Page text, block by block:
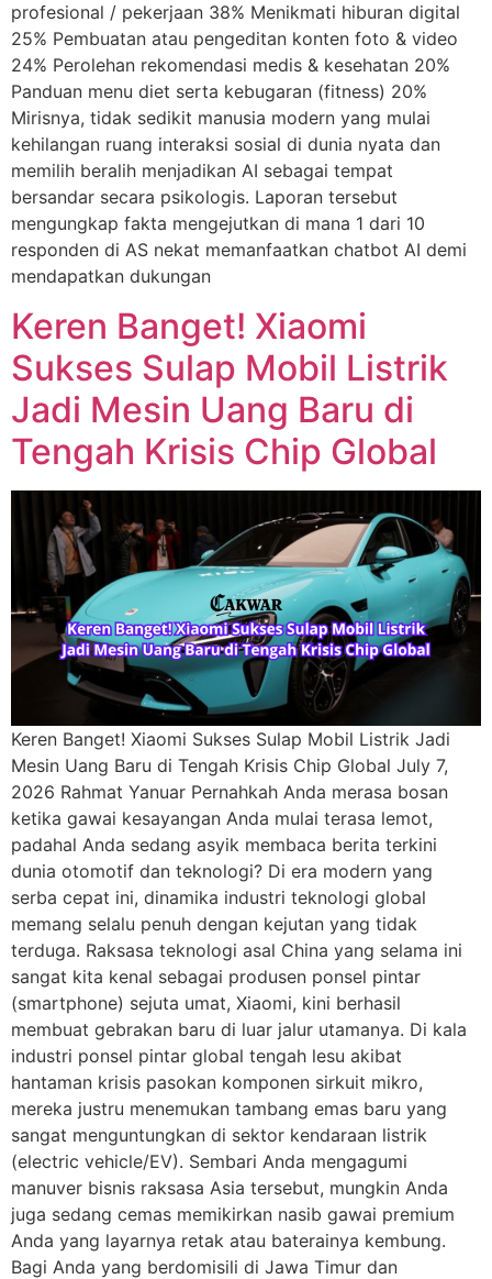
profesional / pekerjaan 38% Menikmati hiburan digital
25% Pembuatan atau pengeditan konten foto & video
24% Perolehan rekomendasi medis & kesehatan 20%
Panduan menu diet serta kebugaran (fitness) 20%
Mirisnya, tidak sedikit manusia modern yang mulai
kehilangan ruang interaksi sosial di dunia nyata dan
memilih beralih menjadikan AI sebagai tempat
bersandar secara psikologis. Laporan tersebut
mengungkap fakta mengejutkan di mana 1 dari 10
responden di AS nekat memanfaatkan chatbot AI demi
mendapatkan dukungan
Keren Banget! Xiaomi
Sukses Sulap Mobil Listrik
Jadi Mesin Uang Baru di
Tengah Krisis Chip Global
Keren Banget! Xiaomi Sukses Sulap Mobil Listrik Jadi
Mesin Uang Baru di Tengah Krisis Chip Global July 7,
2026 Rahmat Yanuar Pernahkah Anda merasa bosan
ketika gawai kesayangan Anda mulai terasa lemot,
padahal Anda sedang asyik membaca berita terkini
dunia otomotif dan teknologi? Di era modern yang
serba cepat ini, dinamika industri teknologi global
memang selalu penuh dengan kejutan yang tidak
terduga. Raksasa teknologi asal China yang selama ini
sangat kita kenal sebagai produsen ponsel pintar
(smartphone) sejuta umat, Xiaomi, kini berhasil
membuat gebrakan baru di luar jalur utamanya. Di kala
industri ponsel pintar global tengah lesu akibat
hantaman krisis pasokan komponen sirkuit mikro,
mereka justru menemukan tambang emas baru yang
sangat menguntungkan di sektor kendaraan listrik
(electric vehicle/EV). Sembari Anda mengagumi
manuver bisnis raksasa Asia tersebut, mungkin Anda
juga sedang cemas memikirkan nasib gawai premium
Anda yang layarnya retak atau baterainya kembung.
Bagi Anda yang berdomisili di Jawa Timur dan